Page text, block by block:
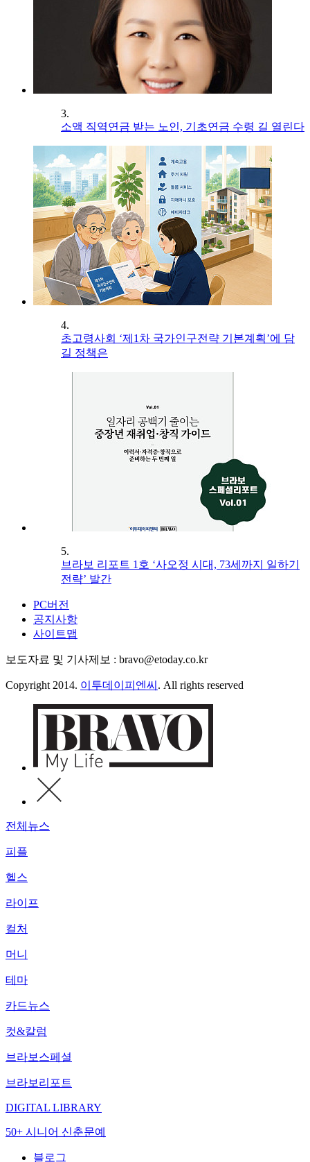
3.
소액 직역연금 받는 노인, 기초연금 수령 길 열린다
4.
초고령사회 ‘제1차 국가인구전략 기본계획’에 담
길 정책은
5.
브라보 리포트 1호 ‘사오정 시대, 73세까지 일하기
전략’ 발간
PC버전
공지사항
사이트맵
보도자료 및 기사제보 : bravo@etoday.co.kr
Copyright 2014. 이투데이피엔씨 . All rights reserved
전체뉴스
피플
헬스
라이프
컬처
머니
테마
카드뉴스
컷&칼럼
브라보스페셜
브라보리포트
DIGITAL LIBRARY
50+ 시니어 신춘문예
블로그